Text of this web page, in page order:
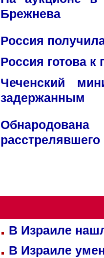
Брежнева
Россия
Россия готова к
Чеченский
задержанным
В Израиле
В Израиле